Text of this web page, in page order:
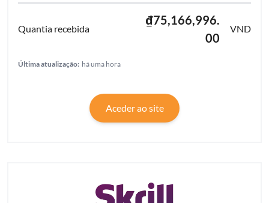
₫75,166,996.
00
VND
Última atualização: há uma hora
Aceder ao site